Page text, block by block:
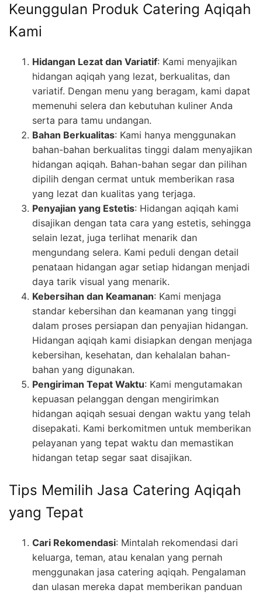
Keunggulan Produk Catering Aqiqah
Kami
Hidangan Lezat dan Variatif: Kami menyajikan
hidangan aqiqah yang lezat, berkualitas, dan
variatif. Dengan menu yang beragam, kami dapat
memenuhi selera dan kebutuhan kuliner Anda
serta para tamu undangan.
Bahan Berkualitas: Kami hanya menggunakan
bahan-bahan berkualitas tinggi dalam menyajikan
hidangan aqiqah. Bahan-bahan segar dan pilihan
dipilih dengan cermat untuk memberikan rasa
yang lezat dan kualitas yang terjaga.
Penyajian yang Estetis: Hidangan aqiqah kami
disajikan dengan tata cara yang estetis, sehingga
selain lezat, juga terlihat menarik dan
mengundang selera. Kami peduli dengan detail
penataan hidangan agar setiap hidangan menjadi
daya tarik visual yang menarik.
Kebersihan dan Keamanan: Kami menjaga
standar kebersihan dan keamanan yang tinggi
dalam proses persiapan dan penyajian hidangan.
Hidangan aqiqah kami disiapkan dengan menjaga
kebersihan, kesehatan, dan kehalalan bahan-
bahan yang digunakan.
Pengiriman Tepat Waktu: Kami mengutamakan
kepuasan pelanggan dengan mengirimkan
hidangan aqiqah sesuai dengan waktu yang telah
disepakati. Kami berkomitmen untuk memberikan
pelayanan yang tepat waktu dan memastikan
hidangan tetap segar saat disajikan.
Tips Memilih Jasa Catering Aqiqah
yang Tepat
Cari Rekomendasi: Mintalah rekomendasi dari
keluarga, teman, atau kenalan yang pernah
menggunakan jasa catering aqiqah. Pengalaman
dan ulasan mereka dapat memberikan panduan